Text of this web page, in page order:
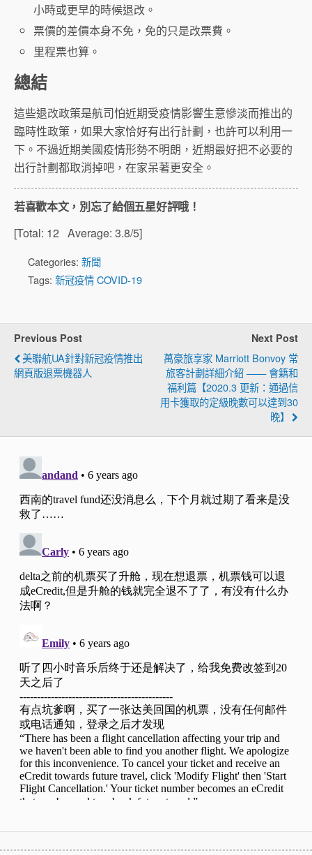
小時或更早的時候退改。
票價的差價本身不免，免的只是改票費。
里程票也算。
總結
這些退改政策是航司怕近期受疫情影響生意慘淡而推出的
臨時性政策，如果大家恰好有出行計劃，也許可以利用一
下。不過近期美國疫情形勢不明朗，近期最好把不必要的
出行計劃都取消掉吧，在家呆著更安全。
若喜歡本文，別忘了給個五星好評哦！
[Total: 12 Average: 3.8/5]
Categories: 新聞
Tags: 新冠疫情 COVID-19
Previous Post
美聯航UA針對新冠疫情推出
網頁版退票機器人
Next Post
萬豪旅享家 Marriott Bonvoy 常
旅客計劃詳細介紹 —— 會籍和
福利篇【2020.3 更新：通過信
用卡獲取的定級晚數可以達到30
晚】